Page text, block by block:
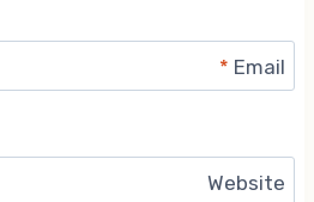
Email
*
Website